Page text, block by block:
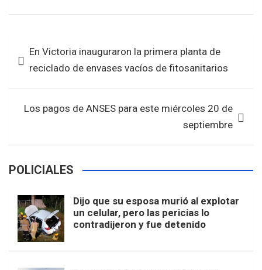
ce
o
o
k
tt at
A
p
p
ar
de En Victoria inauguraron la primera planta de
reciclado de envases vacíos de fitosanitarios
Los pagos de ANSES para este miércoles 20 de
septiembre
POLICIALES
Dijo que su esposa murió al explotar
un celular, pero las pericias lo
contradijeron y fue detenido